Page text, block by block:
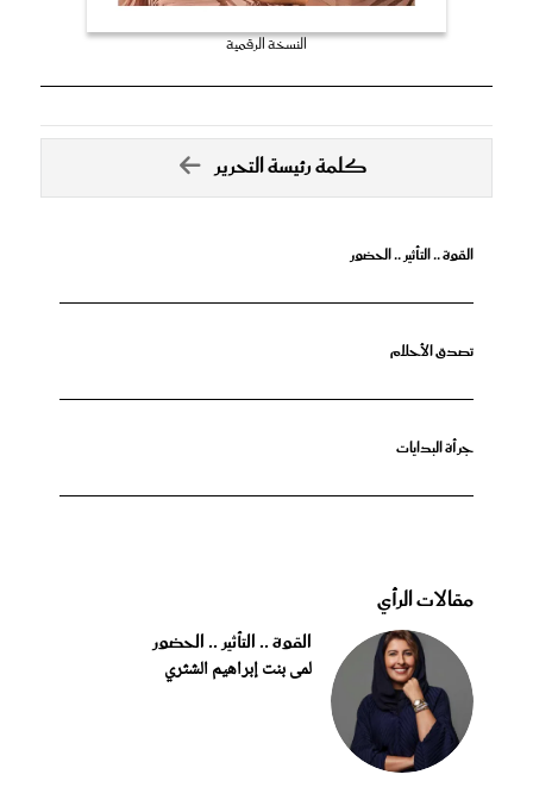
النسخة الرقمية
كلمة رئيسة التحرير
القوة .. التأثير .. الحضور
تصدق الأحلام
جرأة البدايات
مقالات الرأي
القوة .. التأثير .. الحضور
لمى بنت إبراهيم الشثري